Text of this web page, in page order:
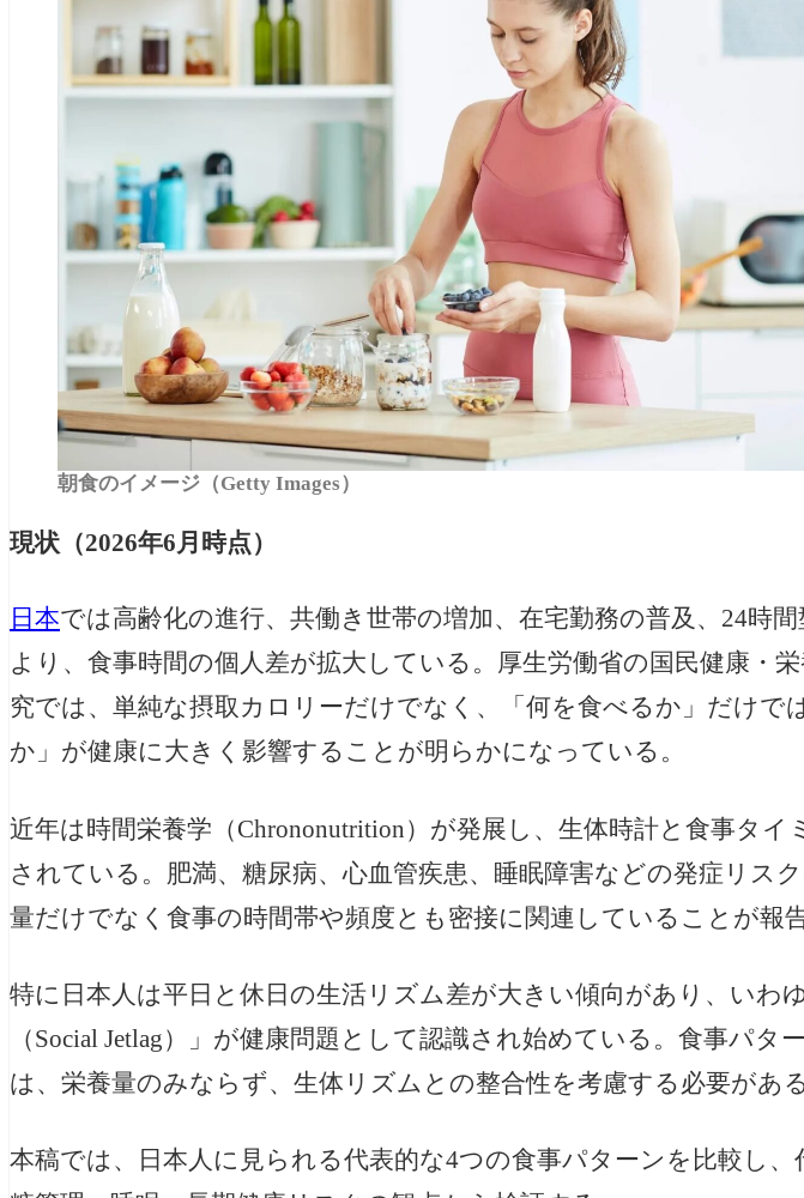
朝食のイメージ（Getty Images）
現状（2026年6月時点）
日本では高齢化の進行、共働き世帯の増加、在宅勤務の普及、24時
より、食事時間の個人差が拡大している。厚生労働省の国民健康・
究では、単純な摂取カロリーだけでなく、「何を食べるか」だけで
か」が健康に大きく影響することが明らかになっている。
近年は時間栄養学（Chrononutrition）が発展し、生体時計と食事タイ
されている。肥満、糖尿病、心血管疾患、睡眠障害などの発症リス
量だけでなく食事の時間帯や頻度とも密接に関連していることが報
特に日本人は平日と休日の生活リズム差が大きい傾向があり、いわ
（Social Jetlag）」が健康問題として認識され始めている。食事パタ
は、栄養量のみならず、生体リズムとの整合性を考慮する必要がある
本稿では、日本人に見られる代表的な4つの食事パターンを比較し、